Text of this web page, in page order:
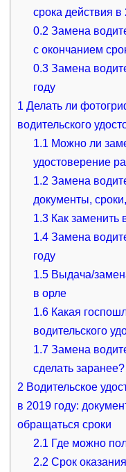
срока действия в
0.2 Замена
с окончанием
0.3 Замена
году
1 Делать ли
водительского
1.1 Можно ли
удостоверение
1.2 Замена
документы,
1.3 Как заменить
1.4 Замена
году
1.5 Выдача/
в орле
1.6 Какая
водительского
1.7 Замена
сделать заранее?
2 Водительское
в 2019 году:
обращаться сроки
2.1 Где можно
2.2 Срок